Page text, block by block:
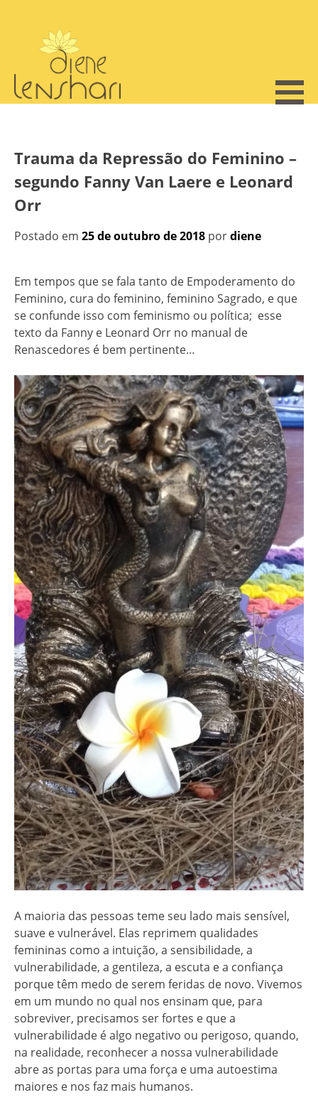
content
Trauma da Repressão do Feminino –
segundo Fanny Van Laere e Leonard
Orr
Postado em 25 de outubro de 2018 pordiene
Em tempos que se fala tanto de Empoderamento do
Feminino, cura do feminino, feminino Sagrado, e que
se confunde isso com feminismo ou política; esse
texto da Fanny e Leonard Orr no manual de
Renascedores é bem pertinente…
A maioria das pessoas teme seu lado mais sensível,
suave e vulnerável. Elas reprimem qualidades
femininas como a intuição, a sensibilidade, a
vulnerabilidade, a gentileza, a escuta e a confiança
porque têm medo de serem feridas de novo. Vivemos
em um mundo no qual nos ensinam que, para
sobreviver, precisamos ser fortes e que a
vulnerabilidade é algo negativo ou perigoso, quando,
na realidade, reconhecer a nossa vulnerabilidade
abre as portas para uma força e uma autoestima
maiores e nos faz mais humanos.